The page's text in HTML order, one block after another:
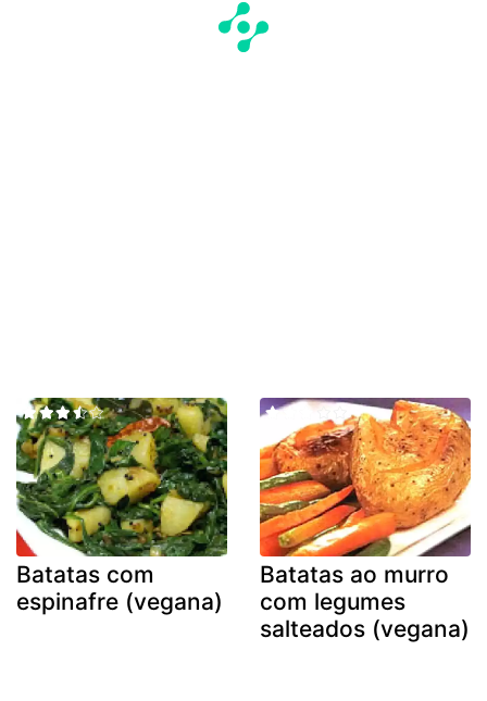
Batatas com
espinafre (vegana)
Batatas ao murro
com legumes
salteados (vegana)